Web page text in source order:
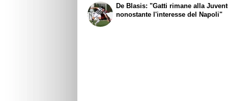
De Blasis: "Gatti rimane alla
nonostante l'interesse del Napoli"